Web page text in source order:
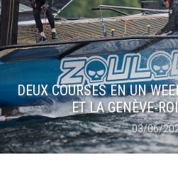
DEUX COURSES EN UN
ET LA GENЀVE-
03/06/